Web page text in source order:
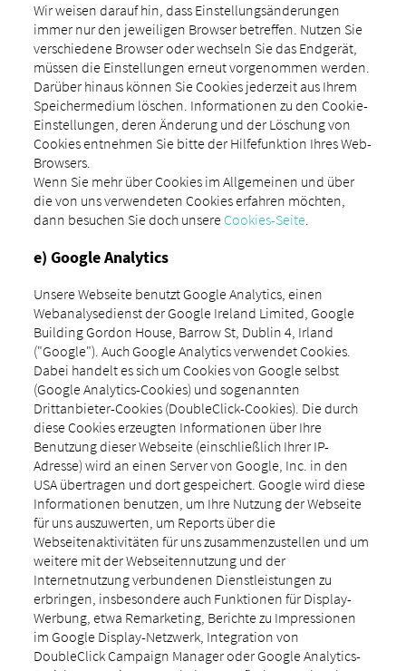
Wir weisen darauf hin, dass Einstellungsänderungen
immer nur den jeweiligen Browser betreffen. Nutzen Sie
verschiedene Browser oder wechseln Sie das Endgerät,
müssen die Einstellungen erneut vorgenommen werden.
Darüber hinaus können Sie Cookies jederzeit aus Ihrem
Speichermedium löschen. Informationen zu den Cookie-
Einstellungen, deren Änderung und der Löschung von
Cookies entnehmen Sie bitte der Hilfefunktion Ihres Web-
Browsers.
Wenn Sie mehr über Cookies im Allgemeinen und über
die von uns verwendeten Cookies erfahren möchten,
dann besuchen Sie doch unsere Cookies-Seite.
e) Google Analytics
Unsere Webseite benutzt Google Analytics, einen
Webanalysedienst der Google Ireland Limited, Google
Building Gordon House, Barrow St, Dublin 4, Irland
("Google"). Auch Google Analytics verwendet Cookies.
Dabei handelt es sich um Cookies von Google selbst
(Google Analytics-Cookies) und sogenannten
Drittanbieter-Cookies (DoubleClick-Cookies). Die durch
diese Cookies erzeugten Informationen über Ihre
Benutzung dieser Webseite (einschließlich Ihrer IP-
Adresse) wird an einen Server von Google, Inc. in den
USA übertragen und dort gespeichert. Google wird diese
Informationen benutzen, um Ihre Nutzung der Webseite
für uns auszuwerten, um Reports über die
Webseitenaktivitäten für uns zusammenzustellen und um
weitere mit der Webseitennutzung und der
Internetnutzung verbundenen Dienstleistungen zu
erbringen, insbesondere auch Funktionen für Display-
Werbung, etwa Remarketing, Berichte zu Impressionen
im Google Display-Netzwerk, Integration von
DoubleClick Campaign Manager oder Google Analytics-